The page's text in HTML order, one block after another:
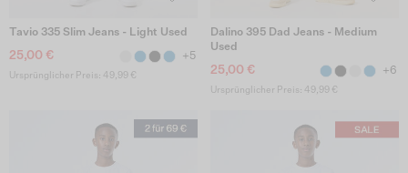
Tavio 335 Slim Jeans - Light Used
25,00 € +5
Ursprünglicher Preis: 49,99 €
Dalino 395 Dad Jeans - Medium
Used
25,00 € +6
Ursprünglicher Preis: 49,99 €